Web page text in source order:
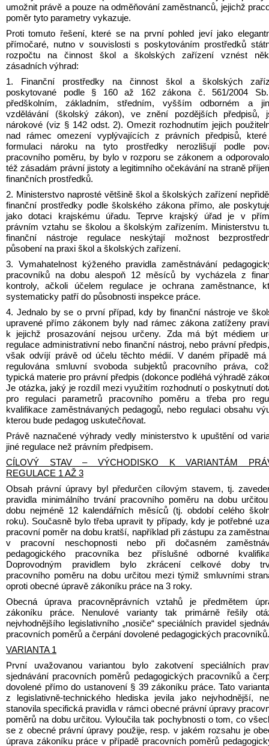
umožnit právě a pouze na odměňování zaměstnanců, jejichž
poměr tyto parametry vykazuje.
Proti tomuto řešení, které se na první pohled jeví jako
přímočaré, nutno v souvislosti s poskytováním prostředků
rozpočtu na činnost škol a školských zařízení vznést
zásadních výhrad:
1. Finanční prostředky na činnost škol a školských
poskytované podle § 160 až 162 zákona č. 561/2004
předškolním, základním, středním, vyšším odborném a
vzdělávání (školský zákon), ve znění pozdějších předpisů,
nárokové (viz § 142 odst. 2). Omezit rozhodnutím jejich
nad rámec omezení vyplývajících z právních předpisů,
formulaci nároku na tyto prostředky nerozlišují podle
pracovního poměru, by bylo v rozporu se zákonem a
též zásadám právní jistoty a legitimního očekávání na straně
finančních prostředků.
2. Ministerstvo naprosté většině škol a školských zařízení
finanční prostředky podle školského zákona přímo, ale
jako dotaci krajskému úřadu. Teprve krajský úřad je v
právním vztahu se školou a školským zařízením. Ministerstvu
finanční nástroje regulace neskýtají možnost
působení na praxi škol a školských zařízení.
3. Vymahatelnost kýženého pravidla zaměstnávání
pracovníků na dobu alespoň 12 měsíců by vycházela z
kontroly, ačkoli účelem regulace je ochrana zaměstnance,
systematicky patří do působnosti inspekce práce.
4. Jednalo by se o první případ, kdy by finanční nástroje ve
upravené přímo zákonem byly nad rámec zákona zatíženy
k jejichž prosazování nejsou určeny. Zda má být médiem
regulace administrativní nebo finanční nástroj, nebo právní
však odvíjí právě od účelu těchto médií. V daném případě má
regulována smluvní svoboda subjektů pracovního práva,
typická materie pro právní předpis (dokonce podléhá výhradě
Je otázka, jaký je rozdíl mezi využitím rozhodnutí o poskytnutí
pro regulaci parametrů pracovního poměru a třeba pro
kvalifikace zaměstnávaných pedagogů, nebo regulaci obsahu
kterou bude pedagog uskutečňovat.
Právě naznačené výhrady vedly ministerstvo k upuštění od
jiné regulace než právním předpisem.
CÍLOVÝ STAV – VÝCHODISKO K VARIANTÁM
REGULACE 1 AŽ 3
Obsah právní úpravy byl předurčen cílovým stavem, tj.
pravidla minimálního trvání pracovního poměru na dobu
dobu nejméně 12 kalendářních měsíců (tj. období celého
roku). Současně bylo třeba upravit ty případy, kdy je potřebné
pracovní poměr na dobu kratší, například při zástupu za
v pracovní neschopnosti nebo při dočasném
pedagogického pracovníka bez příslušné odborné
Doprovodným pravidlem bylo zkrácení celkové doby
pracovního poměru na dobu určitou mezi týmiž smluvními
oproti obecné úpravě zákoníku práce na 3 roky.
Obecná úprava pracovněprávních vztahů je předmětem
zákoníku práce. Nenulové varianty tak primárně řešily
nejvhodnějšího legislativního „nosiče“ speciálních pravidel
pracovních poměrů a čerpání dovolené pedagogických pracovníků.
VARIANTA 1
První uvažovanou variantou bylo zakotvení speciálních
sjednávání pracovních poměrů pedagogických pracovníků a
dovolené přímo do ustanovení § 39 zákoníku práce. Tato
z legislativně-technického hlediska jevila jako nejvhodnější,
stanovila specifická pravidla v rámci obecné právní úpravy
poměrů na dobu určitou. Vyloučila tak pochybnosti o tom, co
se z obecné právní úpravy použije, resp. v jakém rozsahu je
úprava zákoníku práce v případě pracovních poměrů